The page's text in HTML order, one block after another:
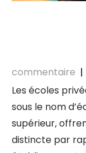
commentaire |
Les écoles
sous le nom
supérieur,
distincte par